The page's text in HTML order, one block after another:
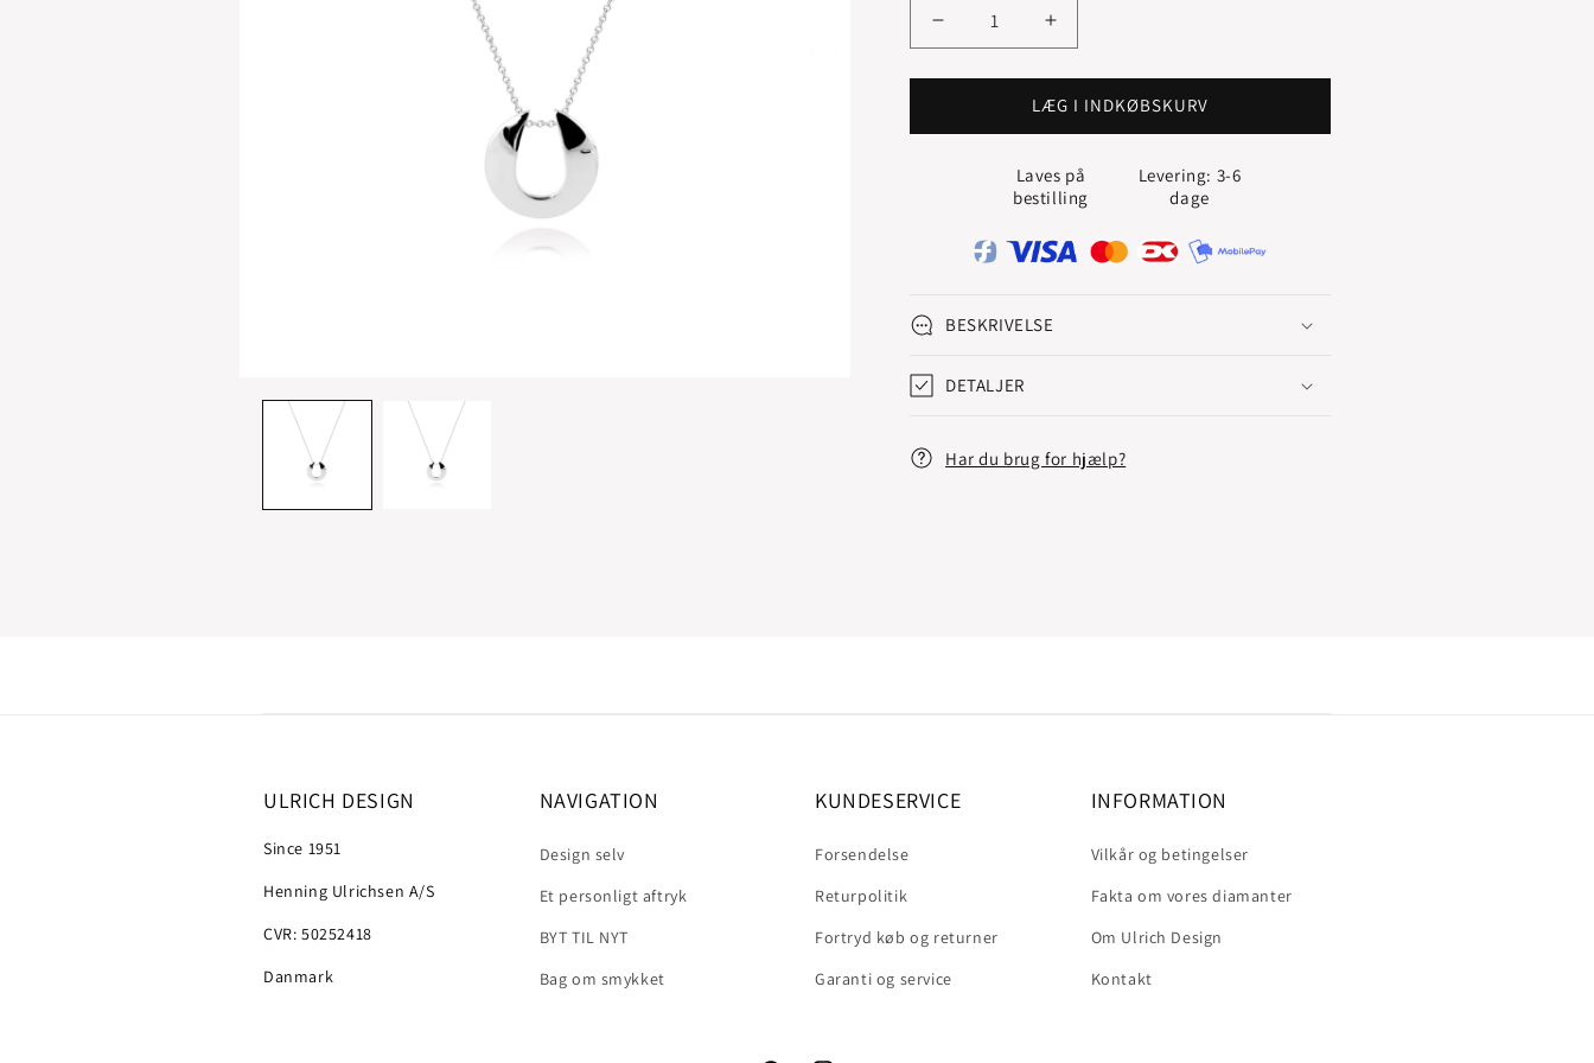
Reducer
antallet
for
VEDHÆNG
Øg
antallet
for
LUCK
VEDHÆNG
LÆG I INDKØBSKURV
Laves på
bestilling
Levering: 3-6
dage
BESKRIVELSE
DETALJER
Har du brug for hjælp?
ULRICH DESIGN
Since 1951
Henning Ulrichsen A/S
CVR: 50252418
Danmark
NAVIGATION
Design selv
Et personligt aftryk
BYT TIL NYT
Bag om smykket
KUNDESERVICE
Forsendelse
Returpolitik
Fortryd køb og returner
Garanti og service
INFORMATION
Vilkår og betingelser
Fakta om vores diamanter
Om Ulrich Design
Kontakt